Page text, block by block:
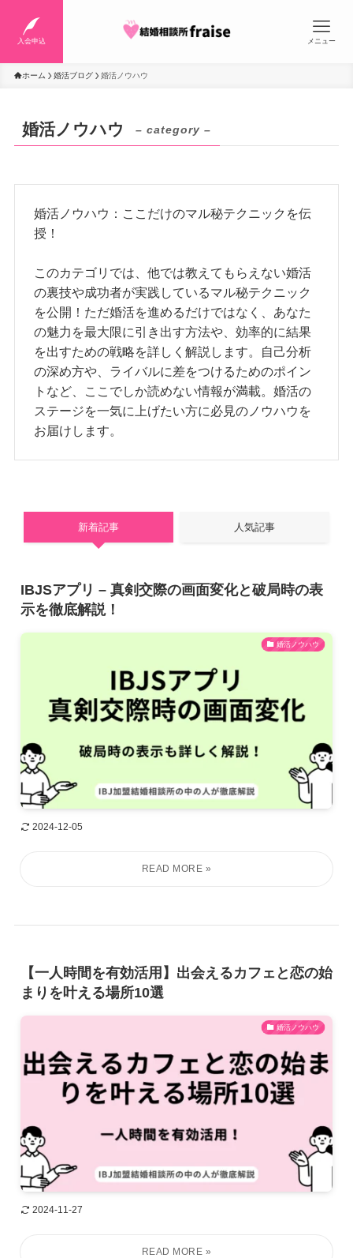
入会申込 メニュー
ホーム 婚活ブログ 婚活ノウハウ
婚活ノウハウ – category –
婚活ノウハウ：ここだけのマル秘テクニックを伝
授！
このカテゴリでは、他では教えてもらえない婚活
の裏技や成功者が実践しているマル秘テクニック
を公開！ただ婚活を進めるだけではなく、あなた
の魅力を最大限に引き出す方法や、効率的に結果
を出すための戦略を詳しく解説します。自己分析
の深め方や、ライバルに差をつけるためのポイン
トなど、ここでしか読めない情報が満載。婚活の
ステージを一気に上げたい方に必見のノウハウを
お届けします。
新着記事 人気記事
IBJSアプリ – 真剣交際の画面変化と破局時の表
示を徹底解説！
婚活ノウハウ
2024-12-05
【一人時間を有効活用】出会えるカフェと恋の始
まりを叶える場所10選
婚活ノウハウ
2024-11-27